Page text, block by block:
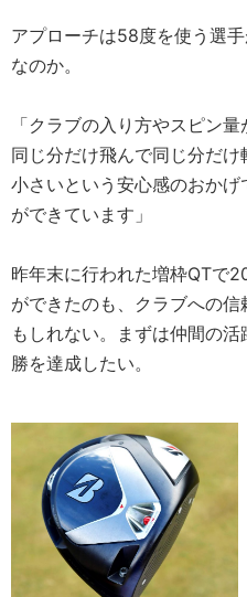
アプローチは58度を使う選
なのか。
「クラブの入り方やスピン
同じ分だけ飛んで同じ分だ
小さいという安心感のおか
ができています」
昨年末に行われた増枠QTで
ができたのも、クラブへの
もしれない。まずは仲間の
勝を達成したい。